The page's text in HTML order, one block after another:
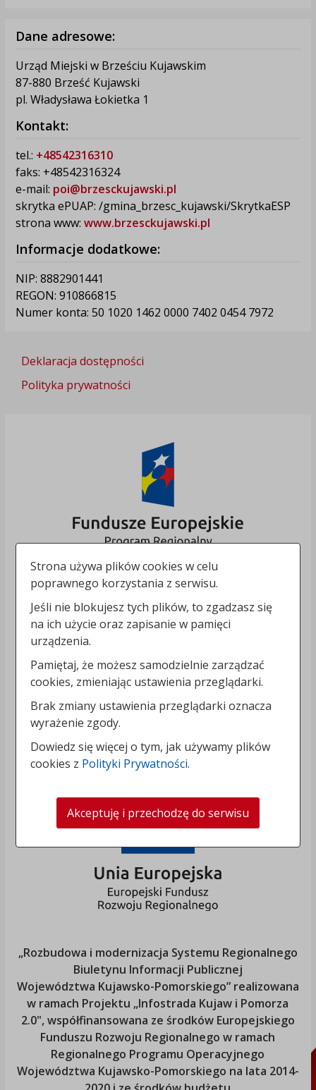
Dane adresowe:
Urząd Miejski w Brześciu Kujawskim
87-880 Brześć Kujawski
pl. Władysława Łokietka 1
Kontakt:
tel.: +48542316310
faks: +48542316324
e-mail: poi@brzesckujawski.pl
skrytka ePUAP: /gmina_brzesc_kujawski/SkrytkaESP
strona www: www.brzesckujawski.pl
Informacje dodatkowe:
NIP: 8882901441
REGON: 910866815
Numer konta: 50 1020 1462 0000 7402 0454 7972
Deklaracja dostępności
Polityka prywatności
„Rozbudowa i modernizacja Systemu Regionalnego
Biuletynu Informacji Publicznej
Województwa Kujawsko-Pomorskiego” realizowana
w ramach Projektu „Infostrada Kujaw i Pomorza
2.0", współfinansowana ze środków Europejskiego
Funduszu Rozwoju Regionalnego w ramach
Regionalnego Programu Operacyjnego
Województwa Kujawsko-Pomorskiego na lata 2014-
Strona używa plików cookies w celu
poprawnego korzystania z serwisu.
Jeśli nie blokujesz tych plików, to zgadzasz się
na ich użycie oraz zapisanie w pamięci
urządzenia.
Pamiętaj, że możesz samodzielnie zarządzać
cookies, zmieniając ustawienia przeglądarki.
Brak zmiany ustawienia przeglądarki oznacza
wyrażenie zgody.
Dowiedz się więcej o tym, jak używamy plików
cookies z Polityki Prywatności.
Akceptuję i przechodzę do serwisu